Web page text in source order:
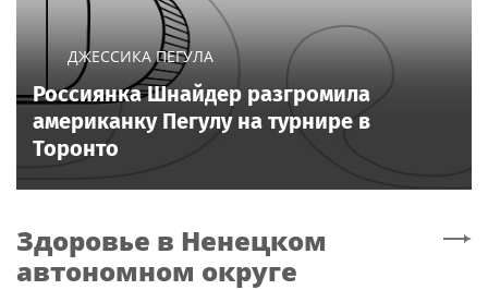
ДЖЕССИКА ПЕГУЛА
Россиянка Шнайдер разгромила
американку Пегулу на турнире в
Торонто
Здоровье в Ненецком
автономном округе